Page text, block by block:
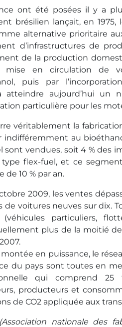
ont été posées il y a
brésilien lançait, en
alternative prioritaire
d’infrastructures de
de la production
mise en circulation de
puis par
atteindre aujourd’hui un
particulière pour les
véritablement la
indifféremment au
vendues, soit 4 % des
flex-fuel, et ce
de 10 % par an.
2009, les ventes
voitures neuves sur dix.
particuliers,
plus de la moitié
en puissance, le
du pays sont toutes en
qui comprend 25
producteurs et
de CO2 appliquée aux
nationale des